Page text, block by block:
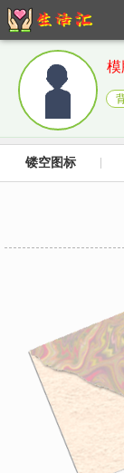
模
镂空图标